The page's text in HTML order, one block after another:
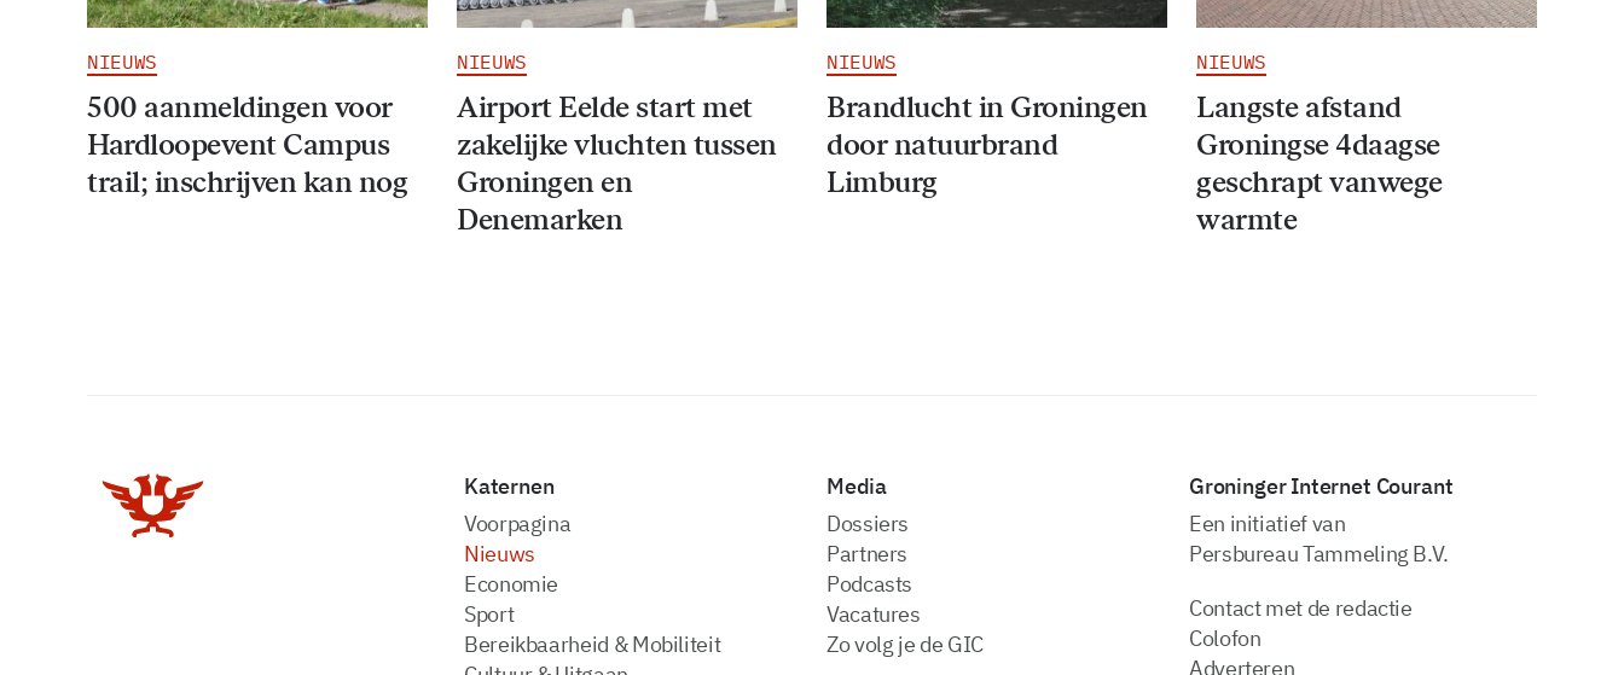
NIEUWS
500 aanmeldingen voor
Hardloopevent Campus
trail; inschrijven kan nog
NIEUWS
Airport Eelde start met
zakelijke vluchten tussen
Groningen en
Denemarken
NIEUWS
Brandlucht in Groningen
door natuurbrand
Limburg
NIEUWS
Langste afstand
Groningse 4daagse
geschrapt vanwege
warmte
Katernen
Voorpagina
Nieuws
Economie
Sport
Bereikbaarheid & Mobiliteit
Media
dossiers
partners
podcasts
vacatures
zo volg je de GIC
Groninger Internet Courant
Een initiatief van
Persbureau Tammeling B.V.
Contact met de redactie
Colofon
Adverteren